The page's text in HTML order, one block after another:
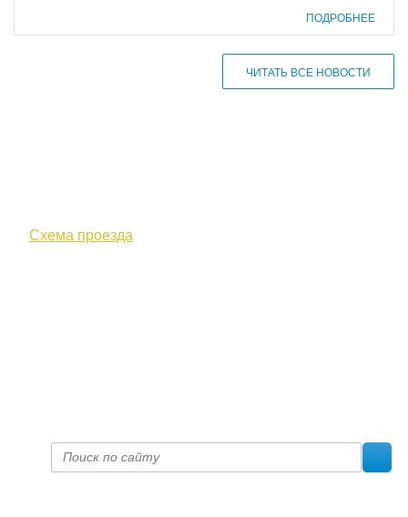
ПОДРОБНЕЕ
ЧИТАТЬ ВСЕ НОВОСТИ
Схема проезда